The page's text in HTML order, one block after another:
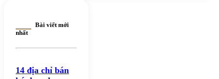
Bài viết mới
nhất
14 địa chỉ bán